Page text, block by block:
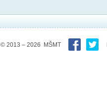
© 2013 – 2026 MŠMT